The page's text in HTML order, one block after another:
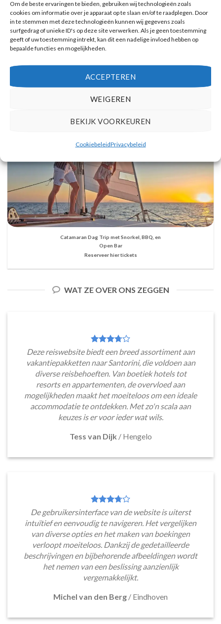
Om de beste ervaringen te bieden, gebruiken wij technologieën zoals
cookies om informatie over je apparaat op te slaan en/of te raadplegen. Door
in te stemmen met deze technologieën kunnen wij gegevens zoals
surfgedrag of unieke ID's op deze site verwerken. Als je geen toestemming
geeft of uw toestemming intrekt, kan dit een nadelige invloed hebben op
bepaalde functies en mogelijkheden.
ACCEPTEREN
WEIGEREN
BEKIJK VOORKEUREN
CookiebeleidPrivacybeleid
Vulkanische eilanden cruise met bezoek aan warmwaterbronnen
Catamaran Dag Trip met Snorkel, BBQ, en
Open Bar
Reserveer hier tickets
WAT ZE OVER ONS ZEGGEN
Deze reiswebsite biedt een breed assortiment aan
vakantiepakketten naar Santorini, die voldoen aan
diverse reisbehoeften. Van boetiek hotels tot
resorts en appartementen, de overvloed aan
mogelijkheden maakt het moeiteloos om een ideale
accommodatie te ontdekken. Met zo'n scala aan
keuzes is er voor ieder wat wils.
Tess van Dijk / Hengelo
De gebruikersinterface van de website is uiterst
intuïtief en eenvoudig te navigeren. Het vergelijken
van diverse opties en het maken van boekingen
verloopt moeiteloos. Dankzij de gedetailleerde
beschrijvingen en bijbehorende afbeeldingen wordt
het nemen van een beslissing aanzienlijk
vergemakkelijkt.
Michel van den Berg / Eindhoven